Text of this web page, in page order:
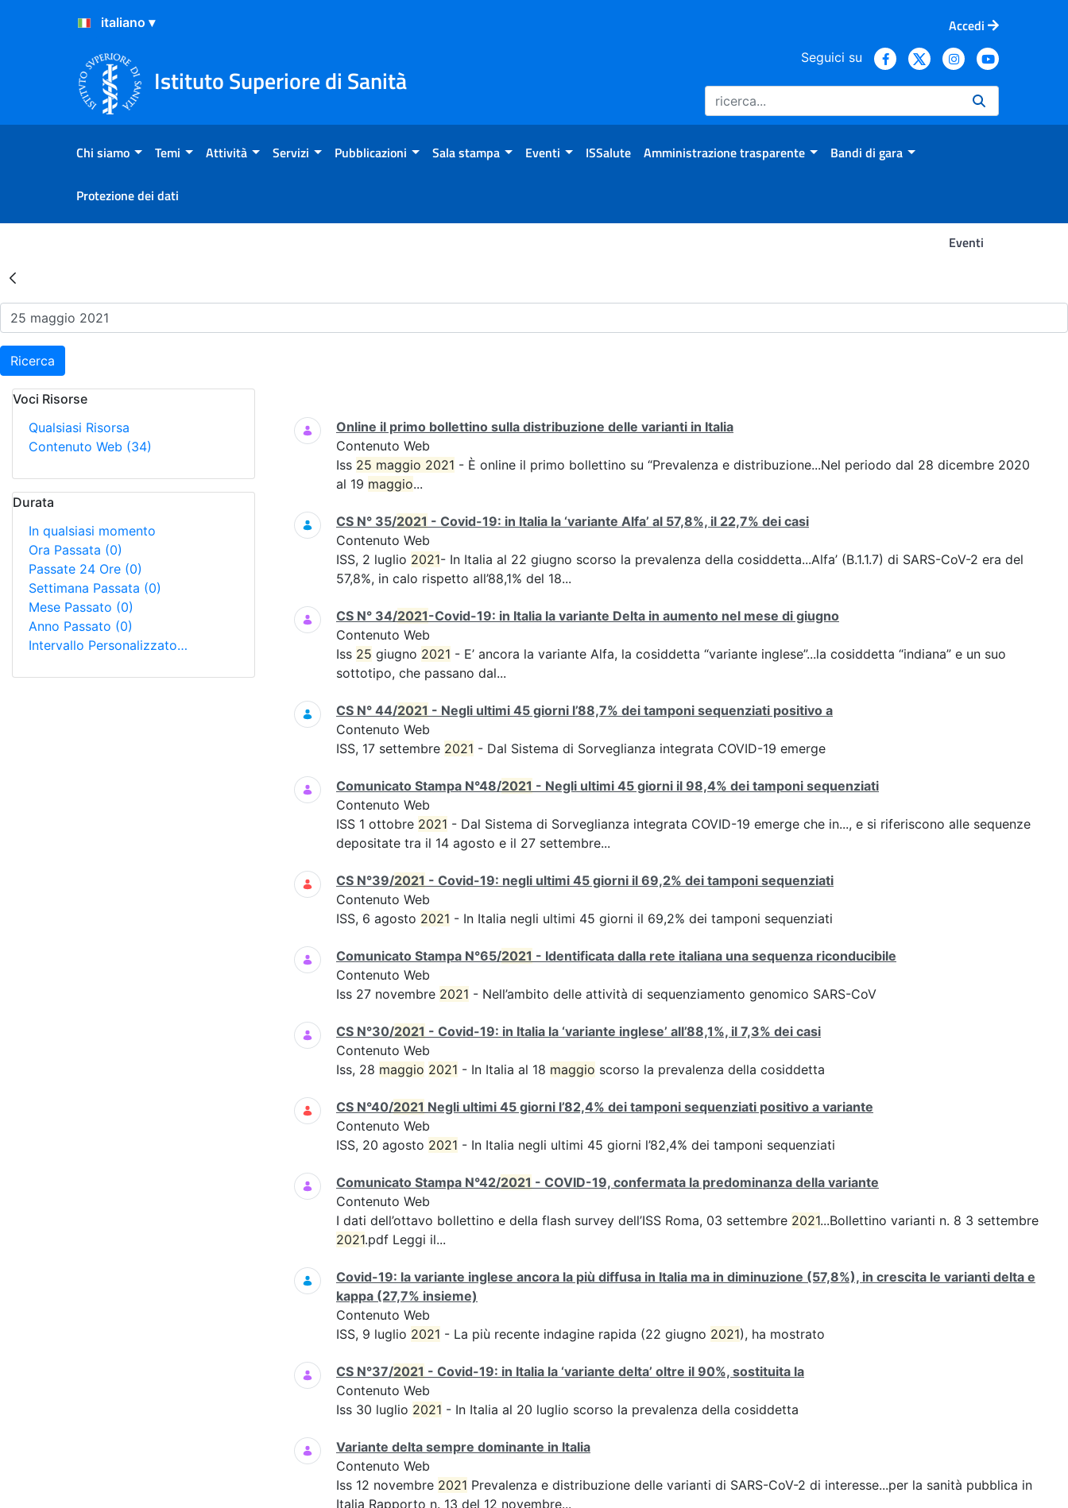
Salta al Contenuto
Salta al Footer
Accedi
Istituto Superiore di Sanità
Seguici su
Chi siamo Temi Attività Servizi Pubblicazioni Sala stampa Eventi ISSalute Amministrazione trasparente Bandi di gara
Protezione dei dati
Eventi
Risultati della Ricerca - Eventi
Ricerca
Voci Risorse
Qualsiasi Risorsa
Contenuto Web (34)
Durata
In qualsiasi momento
Ora Passata (0)
Passate 24 Ore (0)
Settimana Passata (0)
Mese Passato (0)
Anno Passato (0)
Intervallo Personalizzato…
Ricerca
Online il primo bollettino sulla distribuzione delle varianti in Italia
Contenuto Web
Iss 25 maggio 2021 - È online il primo bollettino su “Prevalenza e distribuzione...Nel periodo dal 28 dicembre 2020
al 19 maggio...
CS N° 35/2021 - Covid-19: in Italia la ‘variante Alfa’ al 57,8%, il 22,7% dei casi
Contenuto Web
ISS, 2 luglio 2021- In Italia al 22 giugno scorso la prevalenza della cosiddetta...Alfa’ (B.1.1.7) di SARS-CoV-2 era del
57,8%, in calo rispetto all’88,1% del 18...
CS N° 34/2021-Covid-19: in Italia la variante Delta in aumento nel mese di giugno
Contenuto Web
Iss 25 giugno 2021 - E’ ancora la variante Alfa, la cosiddetta “variante inglese”...la cosiddetta “indiana” e un suo
sottotipo, che passano dal...
CS N° 44/2021 - Negli ultimi 45 giorni l’88,7% dei tamponi sequenziati positivo a
Contenuto Web
ISS, 17 settembre 2021 - Dal Sistema di Sorveglianza integrata COVID-19 emerge
Comunicato Stampa N°48/2021 - Negli ultimi 45 giorni il 98,4% dei tamponi sequenziati
Contenuto Web
ISS 1 ottobre 2021 - Dal Sistema di Sorveglianza integrata COVID-19 emerge che in..., e si riferiscono alle sequenze
depositate tra il 14 agosto e il 27 settembre...
CS N°39/2021 - Covid-19: negli ultimi 45 giorni il 69,2% dei tamponi sequenziati
Contenuto Web
ISS, 6 agosto 2021 - In Italia negli ultimi 45 giorni il 69,2% dei tamponi sequenziati
Comunicato Stampa N°65/2021 - Identificata dalla rete italiana una sequenza riconducibile
Contenuto Web
Iss 27 novembre 2021 - Nell’ambito delle attività di sequenziamento genomico SARS-CoV
CS N°30/2021 - Covid-19: in Italia la ‘variante inglese’ all’88,1%, il 7,3% dei casi
Contenuto Web
Iss, 28 maggio 2021 - In Italia al 18 maggio scorso la prevalenza della cosiddetta
CS N°40/2021 Negli ultimi 45 giorni l’82,4% dei tamponi sequenziati positivo a variante
Contenuto Web
ISS, 20 agosto 2021 - In Italia negli ultimi 45 giorni l’82,4% dei tamponi sequenziati
Comunicato Stampa N°42/2021 - COVID-19, confermata la predominanza della variante
Contenuto Web
I dati dell’ottavo bollettino e della flash survey dell’ISS Roma, 03 settembre 2021...Bollettino varianti n. 8 3 settembre
2021.pdf Leggi il...
Covid-19: la variante inglese ancora la più diffusa in Italia ma in diminuzione (57,8%), in crescita le varianti delta e
kappa (27,7% insieme)
Contenuto Web
ISS, 9 luglio 2021 - La più recente indagine rapida (22 giugno 2021), ha mostrato
CS N°37/2021 - Covid-19: in Italia la ‘variante delta’ oltre il 90%, sostituita la
Contenuto Web
Iss 30 luglio 2021 - In Italia al 20 luglio scorso la prevalenza della cosiddetta
Variante delta sempre dominante in Italia
Contenuto Web
Iss 12 novembre 2021 Prevalenza e distribuzione delle varianti di SARS-CoV-2 di interesse...per la sanità pubblica in
Italia Rapporto n. 13 del 12 novembre...